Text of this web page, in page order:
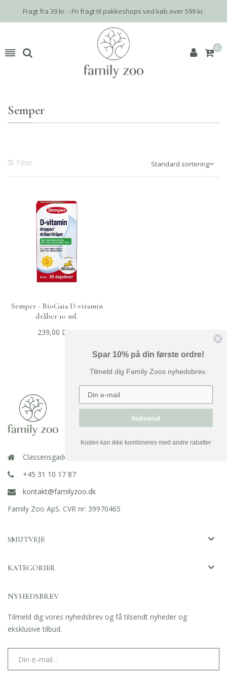
Fragt fra 39 kr. - Fri fragt til pakkeshops ved køb over 599 kr.
0
Semper
Filter
+ UDSOLGT
Semper - BioGaia D-vitamin
dråber 10 ml.
239,00 DKK
Classensgade 11E, 2100 København Ø
+45 31 10 17 87
kontakt@familyzoo.dk
Family Zoo ApS. CVR nr: 39970465
SMUTVEJE
KATEGORIER
NYHEDSBREV
Tilmeld dig vores nyhedsbrev og få tilsendt nyheder og
eksklusive tilbud.
Spar 10% på din første ordre!
Tilmeld dig Family Zoos nyhedsbrev.
Indsend
Koden kan ikke kombineres med andre rabatter